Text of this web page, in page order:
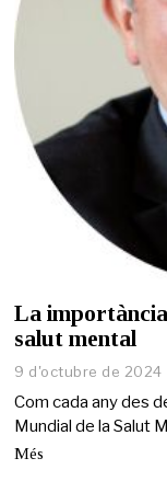
La
salut mental
9 d'octubre de 2024
Com cada any des
Mundial de la Salut
Més